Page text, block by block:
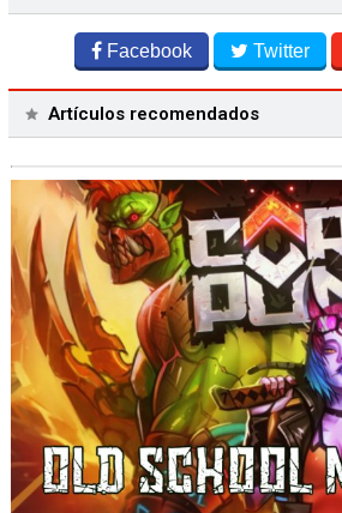
Facebook Twitter
Artículos recomendados